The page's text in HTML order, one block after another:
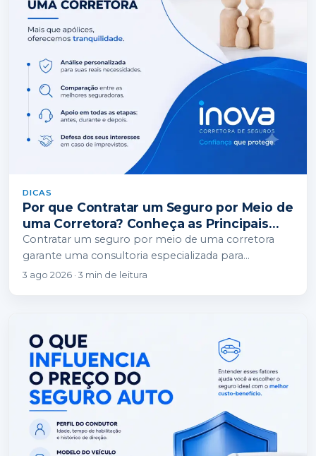
DICAS
Por que Contratar um Seguro por Meio de
uma Corretora? Conheça as Principais
Vantagens
Contratar um seguro por meio de uma corretora
garante uma consultoria especializada para
encontrar a apólice ideal para o seu perfil, evitando…
3 ago 2026 · 3 min de leitura